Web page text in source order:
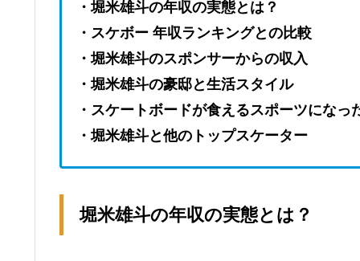
・堀米雄斗の年収の実態とは？
・スケボー 年収ランキングとの比較
・堀米雄斗のスポンサーからの収入
・堀米雄斗の豪邸と生活スタイル
・スケートボードが食えるスポーツになっ
・堀米雄斗と他のトップスケーター
堀米雄斗の年収の実態とは？